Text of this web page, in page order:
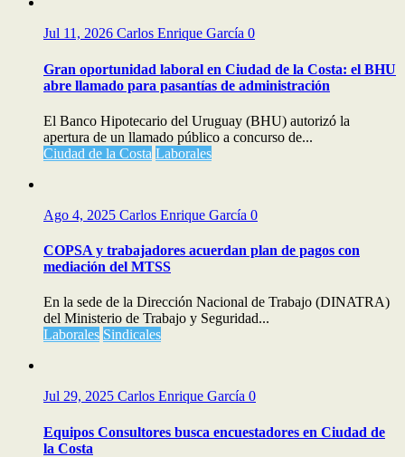
Jul 11, 2026 Carlos Enrique García 0
Gran oportunidad laboral en Ciudad de la Costa: el BHU
abre llamado para pasantías de administración
El Banco Hipotecario del Uruguay (BHU) autorizó la
apertura de un llamado público a concurso de...
Ciudad de la Costa Laborales
Ago 4, 2025 Carlos Enrique García 0
COPSA y trabajadores acuerdan plan de pagos con
mediación del MTSS
En la sede de la Dirección Nacional de Trabajo (DINATRA)
del Ministerio de Trabajo y Seguridad...
Laborales Sindicales
Jul 29, 2025 Carlos Enrique García 0
Equipos Consultores busca encuestadores en Ciudad de
la Costa